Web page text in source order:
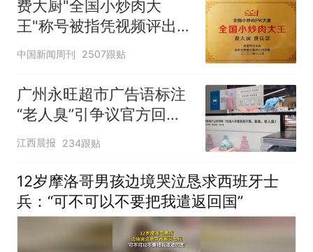
费大厨"全国小炒肉大
王"称号被指凭视频评出
官方回应
中国新闻周刊 2507跟贴
广州永旺超市广告语标注
“老人臭”引争议官方回
应：统一上报反馈，门店
核实完毕后会回电
江西晨报 234跟贴
12岁摩洛哥男孩边境哭泣恳求西班牙士
兵：“可不可以不要把我遣返回国”